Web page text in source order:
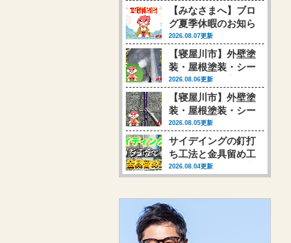
【みなさまへ】ブロ
グ夏季休暇のお知ら
せ
2026.08.07更新
【寝屋川市】外壁塗
装・屋根塗装・シー
リング工事 高圧洗
浄行いました
2026.08.06更新
【寝屋川市】外壁塗
装・屋根塗装・シー
リング工事 シーリ
ング工事行いました
(‘◇’)ゞ
2026.08.05更新
サイデイングの釘打
ち工法と金具留め工
法、それによって変
わる塗装時の対応
2026.08.04更新